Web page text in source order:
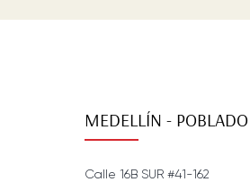
MEDELLÍN - POBLADO
Calle 16B SUR #41-162